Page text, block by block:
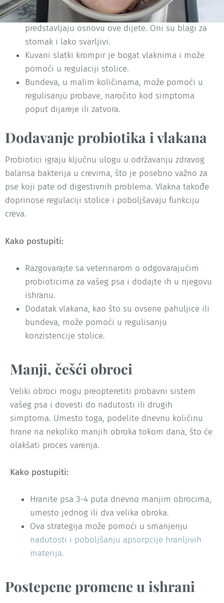
Kuvana piletina (bez kože i kostiju) i beli pirinač
predstavljaju osnovu ove dijete. Oni su blagi za
stomak i lako svarljivi.
Kuvani slatki krompir je bogat vlaknima i može
pomoći u regulaciji stolice.
Bundeva, u malim količinama, može pomoći u
regulisanju probave, naročito kod simptoma
poput dijareje ili zatvora.
Dodavanje probiotika i vlakana
Probiotici igraju ključnu ulogu u održavanju zdravog
balansa bakterija u crevima, što je posebno važno za
pse koji pate od digestivnih problema. Vlakna takođe
doprinose regulaciji stolice i poboljšavaju funkciju
creva.
Kako postupiti:
Razgovarajte sa veterinarom o odgovarajućim
probioticima za vašeg psa i dodajte ih u njegovu
ishranu.
Dodatak vlakana, kao što su ovsene pahuljice ili
bundeva, može pomoći u regulisanju
konzistencije stolice.
Manji, češći obroci
Veliki obroci mogu preopteretiti probavni sistem
vašeg psa i dovesti do nadutosti ili drugih
simptoma. Umesto toga, podelite dnevnu količinu
hrane na nekoliko manjih obroka tokom dana, što će
olakšati proces varenja.
Kako postupiti:
Hranite psa 3-4 puta dnevno manjim obrocima,
umesto jednog ili dva velika obroka.
Ova strategija može pomoći u smanjenju
nadutosti i poboljšanju apsorpcije hranljivih
materija.
Postepene promene u ishrani